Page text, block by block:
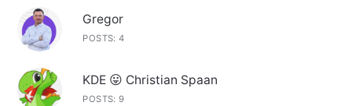
Gregor
POSTS: 4
KDE 😛 Christian Spaan
POSTS: 9